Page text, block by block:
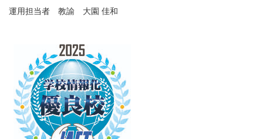
運用担当者 教諭 大園 佳和